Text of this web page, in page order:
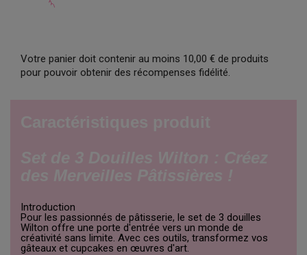
Votre panier doit contenir au moins 10,00 € de produits
pour pouvoir obtenir des récompenses fidélité.
Introduction
Pour les passionnés de pâtisserie, le set de 3 douilles
Wilton offre une porte d'entrée vers un monde de
créativité sans limite. Avec ces outils, transformez vos
gâteaux et cupcakes en œuvres d'art.